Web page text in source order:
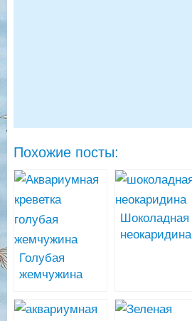
Похожие посты:
Голубая
жемчужина
zhangjiajiensis
Шоколадная
неокаридина